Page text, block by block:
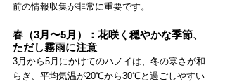
前の情報収集が非常に重要です。
春（3月〜5月）：花咲く穏やかな季節、
ただし霧雨に注意
3月から5月にかけてのハノイは、冬の寒さが和
らぎ、平均気温が20℃から30℃と過ごしやすい